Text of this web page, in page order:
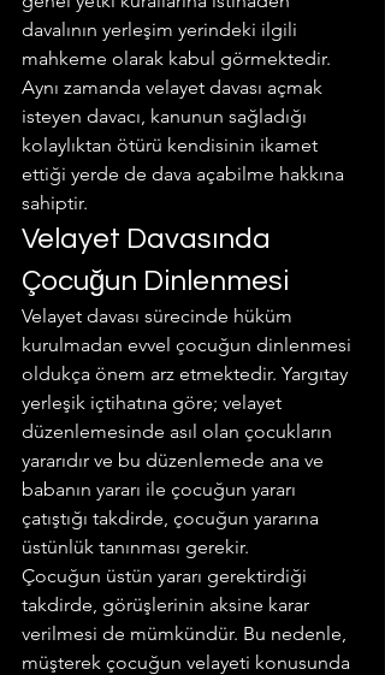
davalının yerleşim yerindeki ilgili
mahkeme olarak kabul görmektedir.
Aynı zamanda velayet davası açmak
isteyen davacı, kanunun sağladığı
kolaylıktan ötürü kendisinin ikamet
ettiği yerde de dava açabilme hakkına
sahiptir.
Velayet Davasında
Çocuğun Dinlenmesi
Velayet davası sürecinde hüküm
kurulmadan evvel çocuğun dinlenmesi
oldukça önem arz etmektedir. Yargıtay
yerleşik içtihatına göre; velayet
düzenlemesinde asıl olan çocukların
yararıdır ve bu düzenlemede ana ve
babanın yararı ile çocuğun yararı
çatıştığı takdirde, çocuğun yararına
üstünlük tanınması gerekir.
Çocuğun üstün yararı gerektirdiği
takdirde, görüşlerinin aksine karar
verilmesi de mümkündür. Bu nedenle,
müşterek çocuğun velayeti konusunda